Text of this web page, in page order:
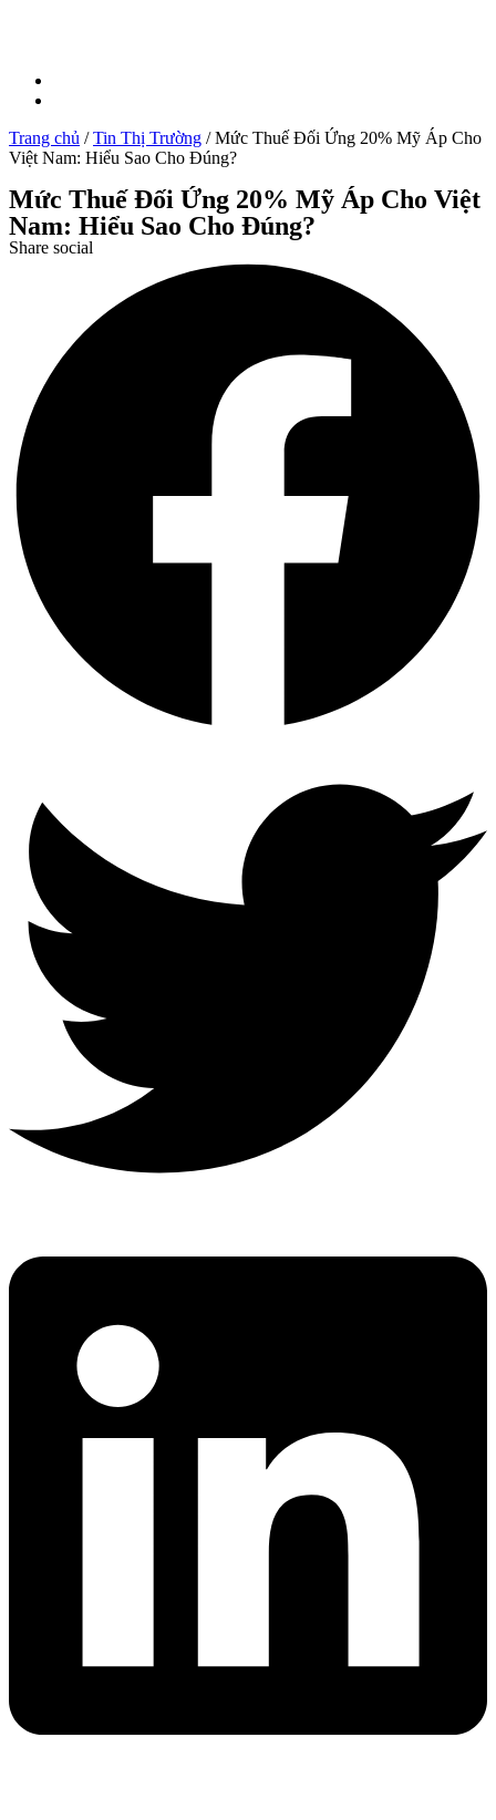
Trang chủ /Tin Thị Trường /Mức Thuế Đối Ứng 20% Mỹ Áp Cho
Việt Nam: Hiểu Sao Cho Đúng?
Mức Thuế Đối Ứng 20% Mỹ Áp Cho Việt
Nam: Hiểu Sao Cho Đúng?
Share social